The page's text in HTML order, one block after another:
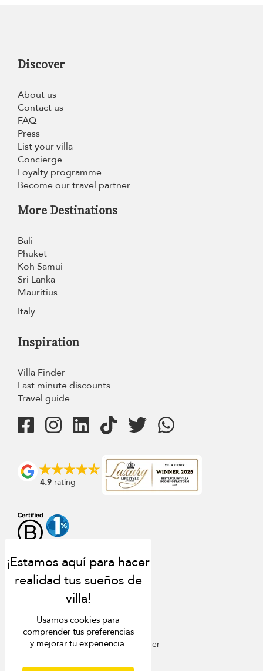
Discover
About us
Contact us
FAQ
Press
List your villa
Concierge
Loyalty programme
Become our travel partner
More Destinations
Bali
Phuket
Koh Samui
Sri Lanka
Mauritius
Italy
Inspiration
Villa Finder
Last minute discounts
Travel guide
4.9 rating
USD $ es Español
Copyright © 2026 St Barts Villa Finder
Usamos cookies para
comprender tus preferencias
y mejorar tu experiencia.